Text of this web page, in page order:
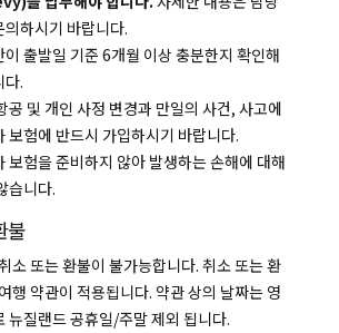
하시기 바랍니다.
이 출발일 기준 6개월 이상 충분한지 확인해
다.
공 및 개인 사정 변경과 만일의 사건, 사고에
보험에 반드시 가입하시기 바랍니다.
보험을 준비하지 않아 발생하는 손해에 대해
습니다.
불
소 또는 환불이 불가능합니다. 취소 또는 환
행 약관이 적용됩니다. 약관 상의 날짜는 영
뉴질랜드 공휴일/주말 제외 됩니다.
복사하기